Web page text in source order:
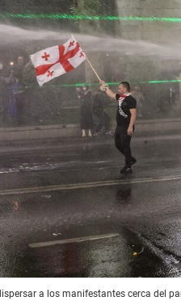
a los manifestantes cerca del